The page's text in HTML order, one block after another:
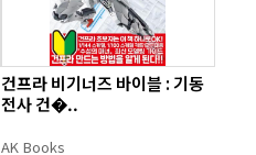
건프라 비기너즈 바이블 : 기동
전사 건�..
AK Books